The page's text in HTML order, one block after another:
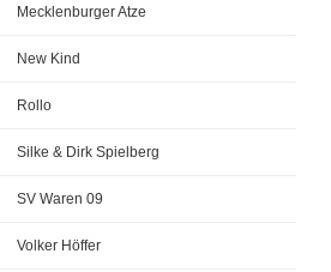
Mecklenburger Atze
New Kind
Rollo
Silke & Dirk Spielberg
SV Waren 09
Volker Höffer